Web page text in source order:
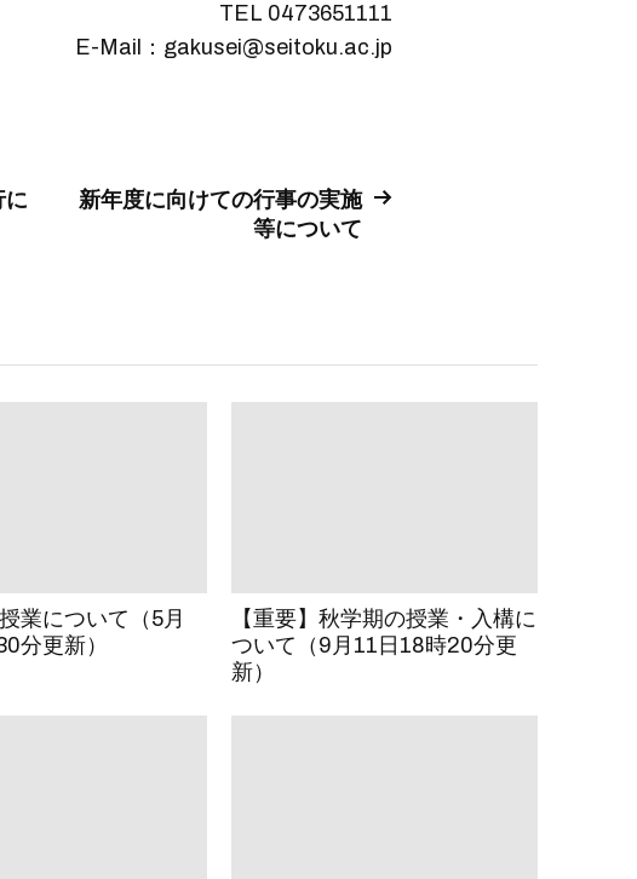
TEL 0473651111
E-Mail：gakusei@seitoku.ac.jp
に
新年度に向けての行事の実施
等について
業について（5月
分更新）
【重要】秋学期の授業・入構に
ついて（9月11日18時20分更
新）